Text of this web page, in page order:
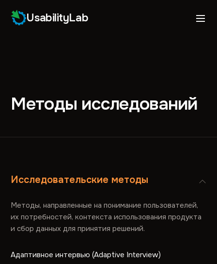
UsabilityLab
Методы исследований
Исследовательские методы
Методы, направленные на понимание пользователей,
их потребностей, контекста использования продукта
и сбор данных для принятия решений.
Адаптивное интервью (Adaptive Interview)